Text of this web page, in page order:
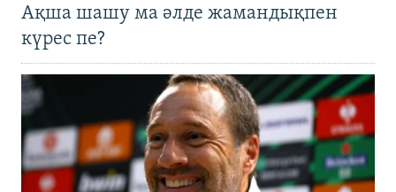
Ақша шашу ма әлде жамандықпен
күрес пе?